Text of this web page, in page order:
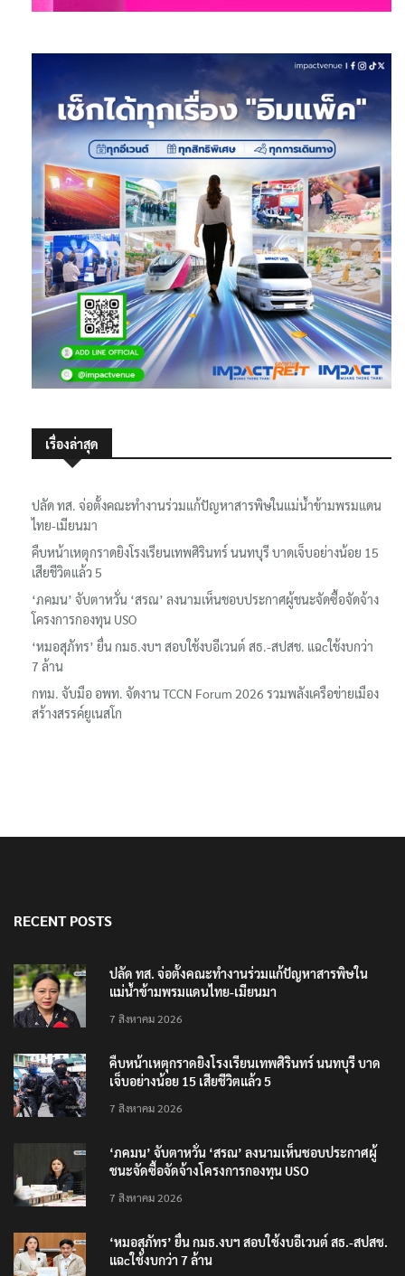
เรื่องล่าสุด
ปลัด ทส. จ่อตั้งคณะทำงานร่วมแก้ปัญหาสารพิษในแม่น้ำข้ามพรมแดน
ไทย-เมียนมา
คืบหน้าเหตุกราดยิงโรงเรียนเทพศิรินทร์ นนทบุรี บาดเจ็บอย่างน้อย 15
เสียชีวิตแล้ว 5
‘ภคมน’ จับตาหวั่น ‘สรณ’ ลงนามเห็นชอบประกาศผู้ชนะจัดซื้อจัดจ้าง
โครงการกองทุน USO
‘หมอสุภัทร’ ยื่น กมธ.งบฯ สอบใช้งบอีเวนต์ สธ.-สปสช. แฉcใช้งบกว่า
7 ล้าน
กทม. จับมือ อพท. จัดงาน TCCN Forum 2026 รวมพลังเครือข่ายเมือง
สร้างสรรค์ยูเนสโก
RECENT POSTS
ปลัด ทส. จ่อตั้งคณะทำงานร่วมแก้ปัญหาสารพิษใน
แม่น้ำข้ามพรมแดนไทย-เมียนมา
7 สิงหาคม 2026
คืบหน้าเหตุกราดยิงโรงเรียนเทพศิรินทร์ นนทบุรี บาด
เจ็บอย่างน้อย 15 เสียชีวิตแล้ว 5
7 สิงหาคม 2026
‘ภคมน’ จับตาหวั่น ‘สรณ’ ลงนามเห็นชอบประกาศผู้
ชนะจัดซื้อจัดจ้างโครงการกองทุน USO
7 สิงหาคม 2026
‘หมอสุภัทร’ ยื่น กมธ.งบฯ สอบใช้งบอีเวนต์ สธ.-สปสช.
แฉcใช้งบกว่า 7 ล้าน